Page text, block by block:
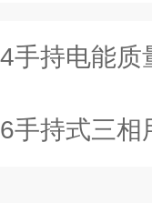
手持电能质
手持式三相